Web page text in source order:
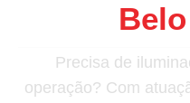
Precisa de
operação? Com